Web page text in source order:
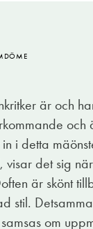
är och
i detta
visar det sig
är skönt
stil.
om
tar för sig inte
kakao och
och när
tålamodet